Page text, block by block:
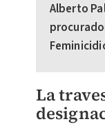
Alberto
La